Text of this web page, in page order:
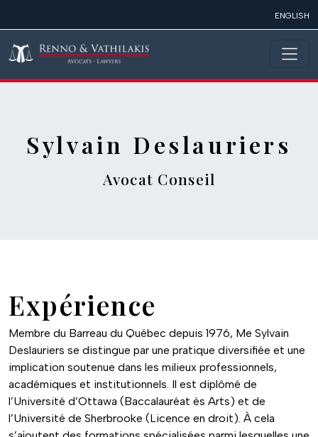
ENGLISH
Sylvain Deslauriers
Avocat Conseil
Expérience
Membre du Barreau du Québec depuis 1976, Me Sylvain
Deslauriers se distingue par une pratique diversifiée et une
implication soutenue dans les milieux professionnels,
académiques et institutionnels. Il est diplômé de
l’Université d’Ottawa (Baccalauréat ès Arts) et de
l’Université de Sherbrooke (Licence en droit). À cela